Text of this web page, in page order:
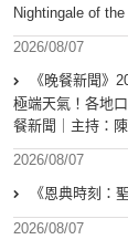
Nightingale of
2026/08/07
《晚餐新聞》
極端天氣！各地
餐新聞｜主持：
2026/08/07
《恩典時刻：
2026/08/07